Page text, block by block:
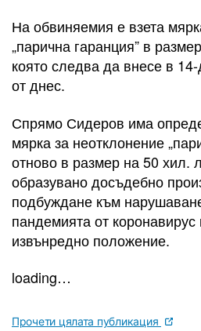
На обвиняемия е взета
„парична гаранция” в
която следва да внесе в
от днес.
Спрямо Сидеров има
мярка за неотклонение
отново в размер на 50 хил.
образувано досъдебно
подбуждане към
пандемията от
извънредно положение.
loading…
Прочети цялата публикация